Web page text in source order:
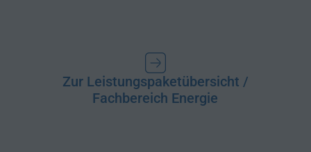
Zur Leistungspaketübersicht /
Fachbereich Energie